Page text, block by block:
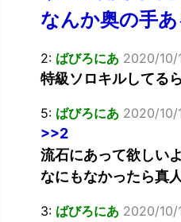
なんか奥の手
2: ばびろにあ 2020/10/
特級ソロキルしてる
5: ばびろにあ 2020/10/
>>2
流石にあって欲しい
なにもなかったら真
3: ばびろにあ 2020/10/